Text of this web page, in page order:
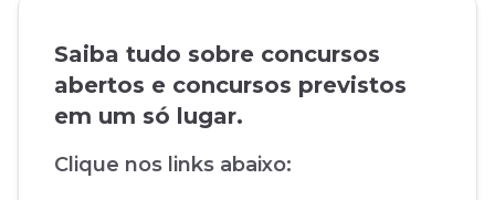
Saiba tudo sobre concursos
abertos e concursos previstos
em um só lugar.
Clique nos links abaixo: